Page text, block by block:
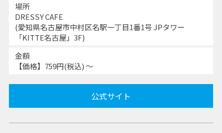
場所
DRESSY CAFE
(愛知県名古屋市中村区名駅一丁目1番1号 JPタワー
「KITTE名古屋」3F)
金額
【価格】759円(税込) ～
公式サイト